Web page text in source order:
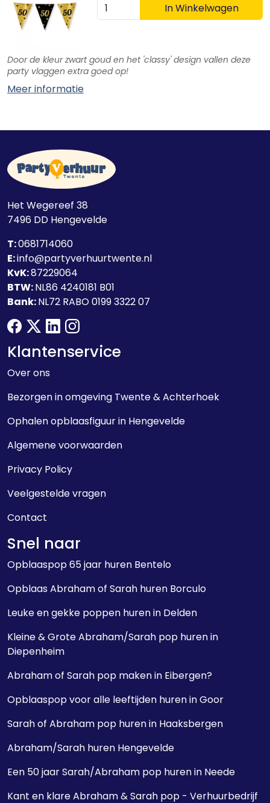
In Winkelwagen
Door de kleur zwart goud en het 'classy' design vallen deze
party vlaggen extra goed op!
Meer informatie
Klantenservice
Over ons
Bezorgen in omgeving Twente & Achterhoek
Ophalen opblaasfiguur in Hengevelde
Algemene voorwaarden
Privacy Policy
Veelgestelde vragen
Contact
Snel naar
Opblaaspop 65 jaar huren Bentelo
Opblaas Abraham of Sarah huren Borculo
Leuke en gekke poppen huren in Delden
Kleine & Grote Abraham/Sarah pop huren in
Diepenheim
Abraham of Sarah pop maken in Eibergen?
Opblaaspop voor alle leeftijden huren in Goor
Sarah of Abraham pop huren in Haaksbergen
Abraham/Sarah huren Hengevelde
Een 50 jaar Sarah/Abraham pop huren in Neede
Kant en klare Abraham & Sarah pop - Verhuurbedrijf
Het Wegereef 38
7496 DD Hengevelde
T:0681714060
E:info@partyverhuurtwente.nl
KvK:87229064
BTW:NL86 4240181 B01
Bank:NL72 RABO 0199 3322 07
facebook
twitterlinkedininstagram